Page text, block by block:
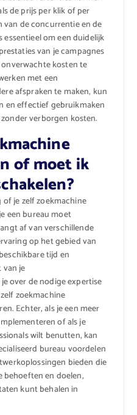
de prijs per klik of per
de concurrentie en de
essentieel om een duidelijk
van je campagnes
kosten te
met een
afspraken te maken, kun
en effectief gebruikmaken
verborgen kosten.
of moet ik
of je zelf zoekmachine
een bureau moet
af van verschillende
op het gebied van
tijd en
je
over de nodige expertise
zoekmachine
Echter, als je een meer
of als je
wilt benutten, kan
bureau voordelen
bieden die
behoeften en doelen,
kunt behalen in